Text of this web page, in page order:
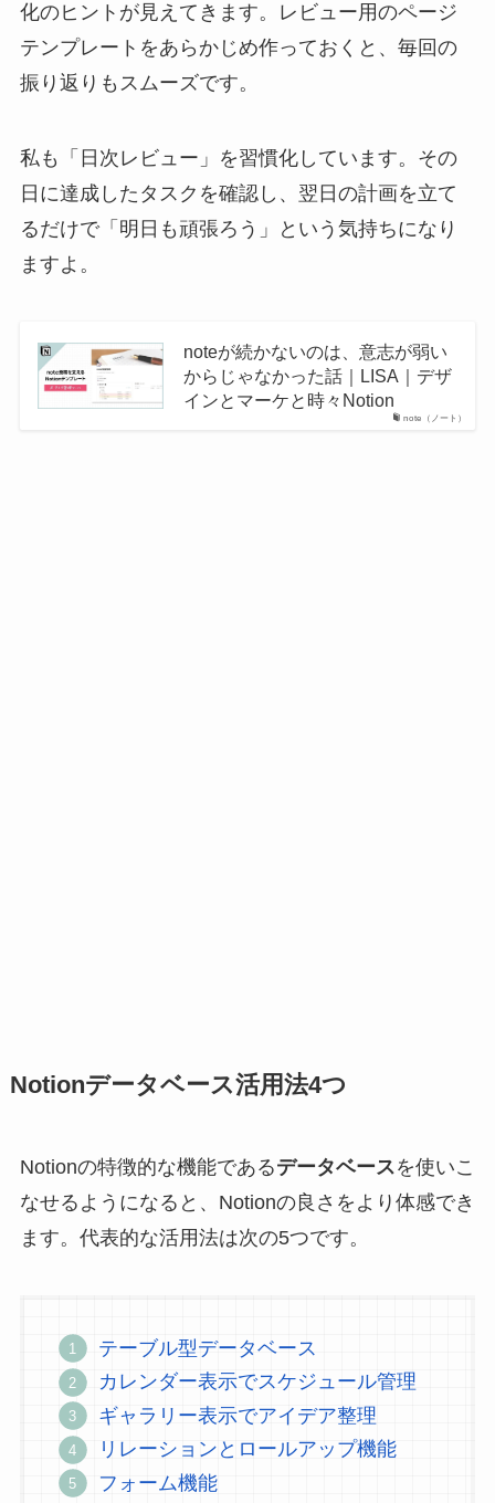
化のヒントが見えてきます。レビュー用のページ
テンプレートをあらかじめ作っておくと、毎回の
振り返りもスムーズです。
私も「日次レビュー」を習慣化しています。その
日に達成したタスクを確認し、翌日の計画を立て
るだけで「明日も頑張ろう」という気持ちになり
ますよ。
note（ノート）
noteが続かないのは、意志が弱い
からじゃなかった話｜LISA｜デザ
インとマーケと時々Notion
Notionデータベース活用法4つ
Notionの特徴的な機能であるデータベースを使いこ
なせるようになると、Notionの良さをより体感でき
ます。代表的な活用法は次の5つです。
テーブル型データベース
カレンダー表示でスケジュール管理
ギャラリー表示でアイデア整理
リレーションとロールアップ機能
フォーム機能